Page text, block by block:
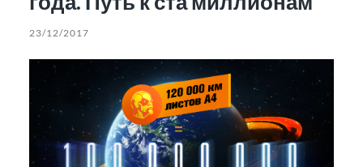
23/12/2017